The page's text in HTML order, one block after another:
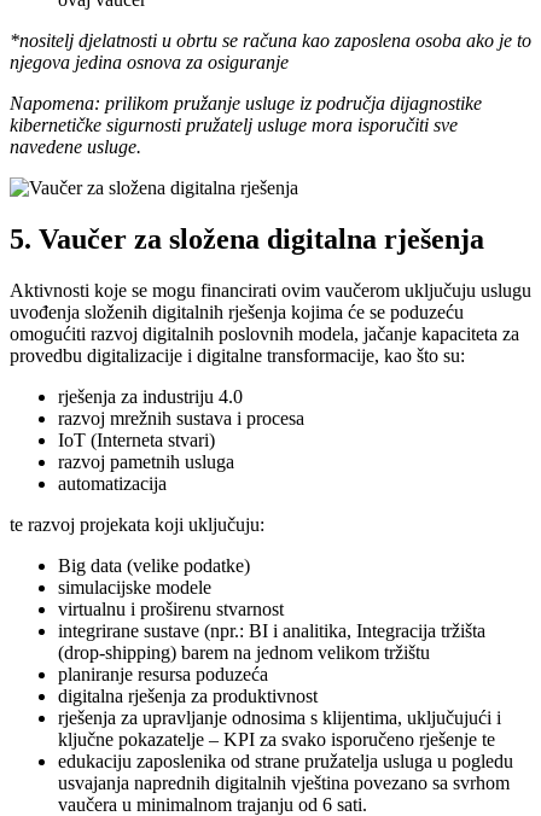
*nositelj djelatnosti u obrtu se računa kao zaposlena osoba ako je to
njegova jedina osnova za osiguranje
Napomena: prilikom pružanje usluge iz područja dijagnostike
kibernetičke sigurnosti pružatelj usluge mora isporučiti sve
navedene usluge.
5. Vaučer za složena digitalna rješenja
Aktivnosti koje se mogu financirati ovim vaučerom uključuju uslugu
uvođenja složenih digitalnih rješenja kojima će se poduzeću
omogućiti razvoj digitalnih poslovnih modela, jačanje kapaciteta za
provedbu digitalizacije i digitalne transformacije, kao što su:
rješenja za industriju 4.0
razvoj mrežnih sustava i procesa
IoT (Interneta stvari)
razvoj pametnih usluga
automatizacija
te razvoj projekata koji uključuju:
Big data (velike podatke)
simulacijske modele
virtualnu i proširenu stvarnost
integrirane sustave (npr.: BI i analitika, Integracija tržišta
(drop-shipping) barem na jednom velikom tržištu
planiranje resursa poduzeća
digitalna rješenja za produktivnost
rješenja za upravljanje odnosima s klijentima, uključujući i
ključne pokazatelje – KPI za svako isporučeno rješenje te
edukaciju zaposlenika od strane pružatelja usluga u pogledu
usvajanja naprednih digitalnih vještina povezano sa svrhom
vaučera u minimalnom trajanju od 6 sati.